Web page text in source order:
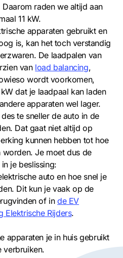
raden we altijd aan
11 kW.
apparaten gebruikt en
is, kan het toch verstandig
De laadpalen van
van load balancing,
wordt voorkomen,
dat je laadpaal kan laden
apparaten wel lager.
te sneller de auto in de
Dat gaat niet altijd op
kunnen hebben tot hoe
worden. Je moet dus de
je beslissing:
auto en hoe snel je
Dit kun je vaak op de
of inde EV
Elektrische Rijders.
apparaten je in huis gebruikt
verbruiken.